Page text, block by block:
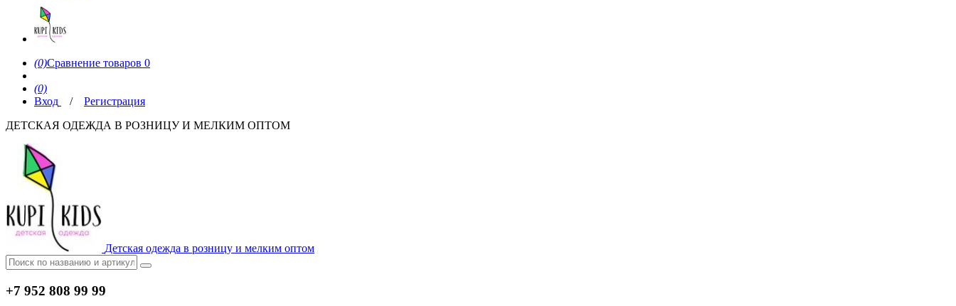
(0)Сравнение товаров 0
(0)
Вход
/
Регистрация
ДЕТСКАЯ ОДЕЖДА В РОЗНИЦУ И МЕЛКИМ ОПТОМ
Детская одежда в розницу и мелким оптом
+7 952 808 99 99